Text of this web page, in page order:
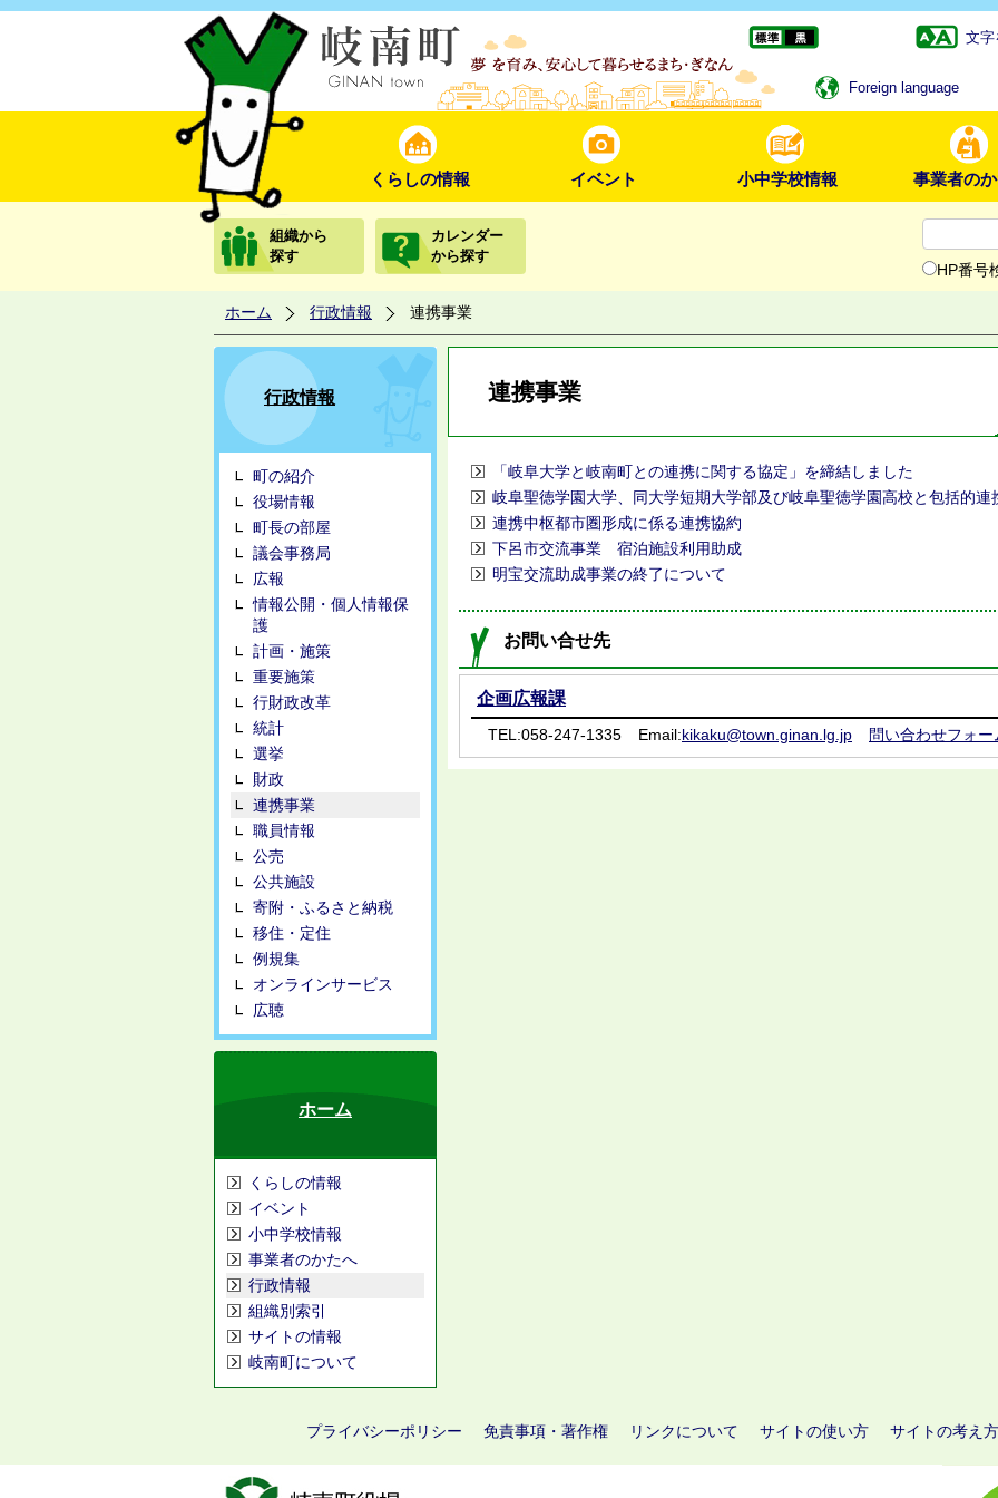
文字
Foreign language
くらしの情報 イベント 小中学校情報 事業者の
組織から
探す
カレンダー
から探す
HP番号
ホーム 行政情報 連携事業
行政情報
町の紹介
役場情報
町長の部屋
議会事務局
広報
情報公開・個人情報保
護
計画・施策
重要施策
行財政改革
統計
選挙
財政
連携事業
職員情報
公売
公共施設
寄附・ふるさと納税
移住・定住
例規集
オンラインサービス
広聴
ホーム
くらしの情報
イベント
小中学校情報
事業者のかたへ
行政情報
組織別索引
サイトの情報
岐南町について
連携事業
「岐阜大学と岐南町との連携に関する協定」を締結しました
岐阜聖徳学園大学、同大学短期大学部及び岐阜聖徳学園高校と包括的
連携中枢都市圏形成に係る連携協約
下呂市交流事業 宿泊施設利用助成
明宝交流助成事業の終了について
お問い合せ先
企画広報課
TEL:058-247-1335 Email:kikaku@town.ginan.lg.jp 問い合わせフォー
プライバシーポリシー 免責事項・著作権 リンクについて サイトの使い方 サイトの考え方